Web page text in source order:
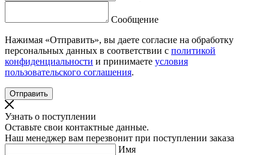
Сообщение
Нажимая «Отправить», вы даете согласие на обработку
персональных данных в соответствии с политикой
конфиденциальности и принимаете условия
пользовательского соглашения.
Узнать о поступлении
Оставьте свои контактные данные.
Наш менеджер вам перезвонит при поступлении заказа
Имя